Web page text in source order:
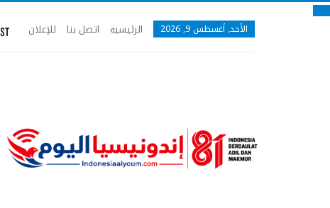
الأحد, أغسطس 9, 2026 الرئيسية اتصل بنا للإعلان